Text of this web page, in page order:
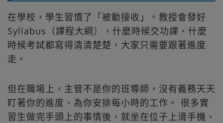
在學校，學生習慣了「被動接收」。教授會發好
Syllabus（課程大綱），什麼時候交功課、什麼
時候考試都寫得清清楚楚，大家只需要跟著進度
走。
但在職場上，主管不是你的班導師，沒有義務天天
盯著你的進度、為你安排每小時的工作。 很多實
習生做完手頭上的事情後，就坐在位子上滑手機、